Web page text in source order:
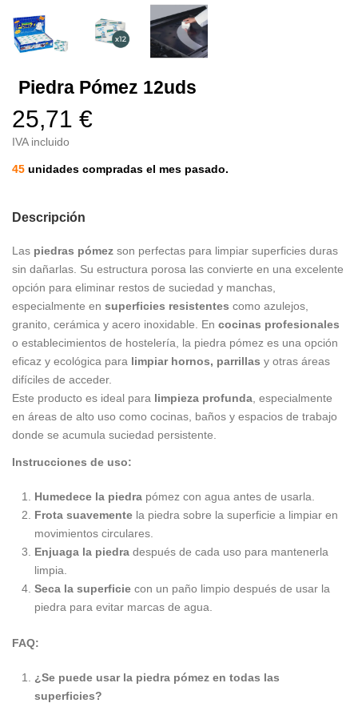
Piedra Pómez 12uds
25,71 €
IVA incluido
45 unidades compradas el mes pasado.
Descripción
Las piedras pómez son perfectas para limpiar superficies duras
sin dañarlas. Su estructura porosa las convierte en una excelente
opción para eliminar restos de suciedad y manchas,
especialmente en superficies resistentes como azulejos,
granito, cerámica y acero inoxidable. En cocinas profesionales
o establecimientos de hostelería, la piedra pómez es una opción
eficaz y ecológica para limpiar hornos, parrillas y otras áreas
difíciles de acceder.
Este producto es ideal para limpieza profunda , especialmente
en áreas de alto uso como cocinas, baños y espacios de trabajo
donde se acumula suciedad persistente.
Instrucciones de uso:
Humedece la piedra pómez con agua antes de usarla.
Frota suavemente la piedra sobre la superficie a limpiar en
movimientos circulares.
Enjuaga la piedra después de cada uso para mantenerla
limpia.
Seca la superficie con un paño limpio después de usar la
piedra para evitar marcas de agua.
FAQ:
¿Se puede usar la piedra pómez en todas las
superficies?